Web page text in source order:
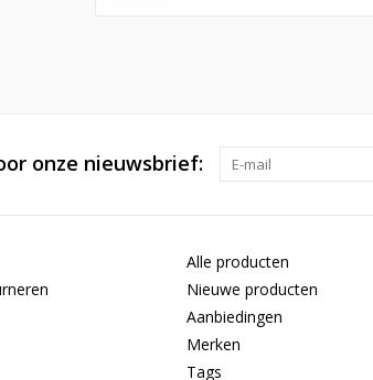
onze nieuwsbrief:
Alle producten
Nieuwe producten
Aanbiedingen
Merken
Tags